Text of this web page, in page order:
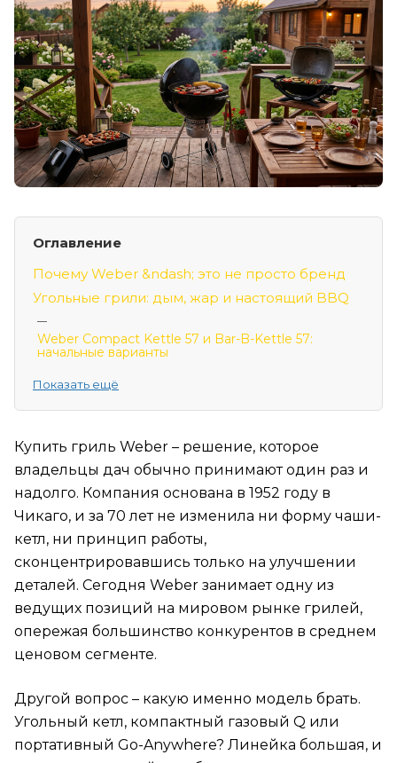
Оглавление
Почему Weber &ndash; это не просто бренд
Угольные грили: дым, жар и настоящий BBQ
Weber Compact Kettle 57 и Bar-B-Kettle 57:
начальные варианты
Weber Original Kettle E-5710: шаг вперёд
Газовые грили серии Q: удобство без
Q1000 и Q1100N: компактные и настольные
Q1200N и Q2200: главные рабочие лошадки
Портативные грили: берём с собой
Weber Go-Anywhere: максимальная мобильность
Weber Smokey Joe: мини-версия&nbsp;
Итоговая таблица: все модели в сравнении
Как выбрать гриль под свой участок
FAQ
Можно ли коптить на угольном гриле Weber?
Как долго служит Weber?
Показать ещё
Купить гриль Weber – решение, которое
владельцы дач обычно принимают один раз и
надолго. Компания основана в 1952 году в
Чикаго, и за 70 лет не изменила ни форму чаши-
кетл, ни принцип работы,
сконцентрировавшись только на улучшении
деталей. Сегодня Weber занимает одну из
ведущих позиций на мировом рынке грилей,
опережая большинство конкурентов в среднем
ценовом сегменте.
Другой вопрос – какую именно модель брать.
Угольный кетл, компактный газовый Q или
портативный Go-Anywhere? Линейка большая, и